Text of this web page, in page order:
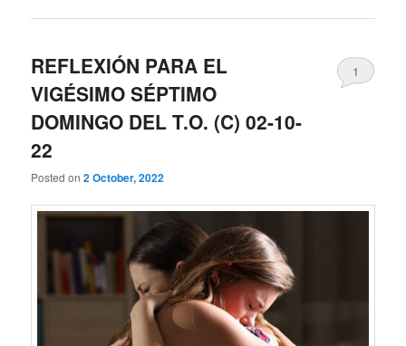
REFLEXIÓN PARA EL
VIGÉSIMO SÉPTIMO
DOMINGO DEL T.O. (C) 02-10-
22
Posted on2 October, 2022
1